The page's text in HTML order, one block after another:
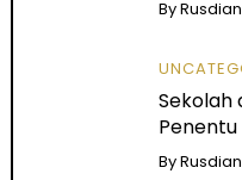
By
Sekolah
By